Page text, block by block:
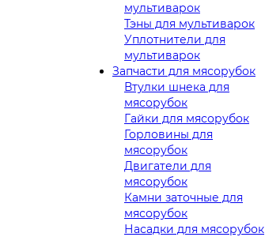
мультиварок
Тэны для мультиварок
Уплотнители для
мультиварок
Запчасти для мясорубок
Втулки шнека для
мясорубок
Гайки для мясорубок
Горловины для
мясорубок
Двигатели для
мясорубок
Камни заточные для
мясорубок
Насадки для мясорубок